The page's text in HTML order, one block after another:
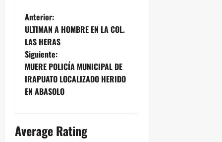
N
a
v
e
a
Anterior:
ULTIMAN A HOMBRE EN LA COL.
LAS HERAS
Siguiente:
MUERE POLICÍA MUNICIPAL DE
IRAPUATO LOCALIZADO HERIDO
EN ABASOLO
Average Rating